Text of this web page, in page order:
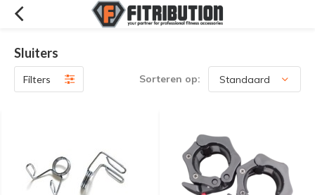
Sluiters
Filters Sorteren op: